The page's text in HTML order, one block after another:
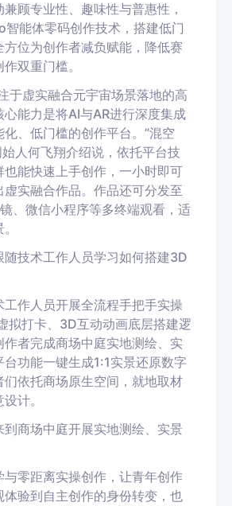
顾专业性、趣味性与普惠性，
能体零码创作技术，搭建低门
位为创作者减负赋能，降低赛
双重门槛。
于虚实融合元宇宙场景落地的高
心能力是将AI与AR进行深度集成
、低门槛的创作平台。”混空
人何飞翔介绍说，依托平台技
也能快速上手创作，一小时即可
虚实融合作品。作品还可分发至
、微信小程序等多终端观看，适
随技术工作人员学习如何搭建3D
作人员开展全流程手把手实操
拟打卡、3D互动动画底层搭建逻
者完成商场中庭实地测绘、实
功能一键生成1:1实景还原数字
们依托商场原生空间，就地取材
计。
到商场中庭开展实地测绘、实景
与零距离实操创作，让青年创作
体验到自主创作的身份转变，也